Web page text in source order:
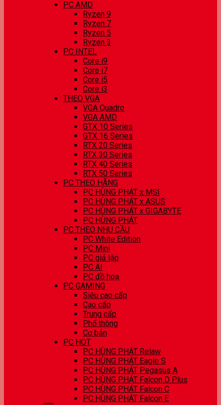
PC AMD
Ryzen 9
Ryzen 7
Ryzen 5
Ryzen 3
PC INTEL
Core i9
Core i7
Core i5
Core i3
THEO VGA
VGA Quadro
VGA AMD
GTX 10 Series
GTX 16 Series
RTX 20 Series
RTX 30 Series
RTX 40 Series
RTX 50 Series
PC THEO HÃNG
PC HÙNG PHÁT x MSI
PC HÙNG PHÁT x ASUS
PC HÙNG PHÁT x GIGABYTE
PC HÙNG PHÁT
PC THEO NHU CẦU
PC White Edition
PC Mini
PC giả lập
PC AI
PC đồ hoạ
PC GAMING
Siêu cao cấp
Cao cấp
Trung cấp
Phổ thông
Cơ bản
PC HOT
PC HÙNG PHÁT Relaw
PC HÙNG PHÁT Eagle S
PC HÙNG PHÁT Pegasus A
PC HÙNG PHÁT Falcon D Plus
PC HÙNG PHÁT Falcon C
PC HÙNG PHÁT Falcon E